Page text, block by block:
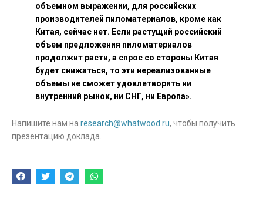
объемном выражении, для российских
производителей пиломатериалов, кроме как
Китая, сейчас нет. Если растущий российский
объем предложения пиломатериалов
продолжит расти, а спрос со стороны Китая
будет снижаться, то эти нереализованные
объемы не сможет удовлетворить ни
внутренний рынок, ни СНГ, ни Европа».
Напишите нам на research@whatwood.ru, чтобы получить
презентацию доклада.